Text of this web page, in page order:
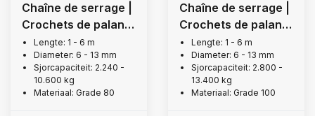
Chaîne de serrage |
Crochets de palan à
œillet, Grade 80
Lengte: 1 - 6 m
Diameter: 6 - 13 mm
Sjorcapaciteit: 2.240 -
10.600 kg
Materiaal: Grade 80
Chaîne de serrage |
Crochets de palan à
œillet, Grade 100
Lengte: 1 - 6 m
Diameter: 6 - 13 mm
Sjorcapaciteit: 2.800 -
13.400 kg
Materiaal: Grade 100